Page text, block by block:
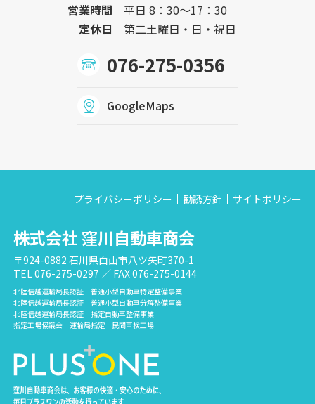
営業時間
平日 8：30〜17：30
定休日
第二土曜日・日・祝日
076-275-0356
GoogleMaps
プライバシーポリシー 勧誘方針 サイトポリシー
株式会社 窪川自動車商会
〒924-0882 石川県白山市八ツ矢町370-1
TEL 076-275-0297 ／ FAX 076-275-0144
北陸信越運輸局長認証 普通小型自動車特定整備事業
北陸信越運輸局長認証 普通小型自動車分解整備事業
北陸信越運輸局長認証 指定自動車整備事業
指定工場協議会 運輸局指定 民間車検工場